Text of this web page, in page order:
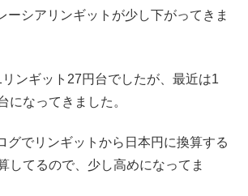
ーシアリンギットが少し下がってきま
ンギット27円台でしたが、最近は1
になってきました。
グでリンギットから日本円に換算する
してるので、少し高めになってま